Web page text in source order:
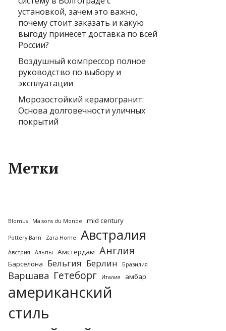
установкой, зачем это важно,
почему стоит заказать и какую
выгоду принесет доставка по всей
России?
Воздушный компрессор полное
руководство по выбору и
эксплуатации
Морозостойкий керамогранит:
Основа долговечности уличных
покрытий
Метки
Blomus Maisons du Monde mid century
Pottery Barn Zara Home Австралия
Австрия Альпы Амстердам Англия
Барселона Бельгия Берлин Бразилия
Варшава Гетеборг Италия амбар
американский
стиль